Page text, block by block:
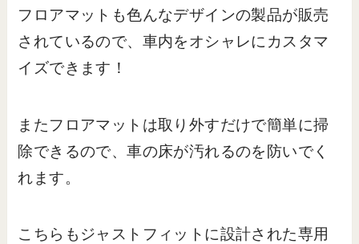
フロアマットも色んなデザインの製品が販売
されているので、車内をオシャレにカスタマ
イズできます！
またフロアマットは取り外すだけで簡単に掃
除できるので、車の床が汚れるのを防いでく
れます。
こちらもジャストフィットに設計された専用